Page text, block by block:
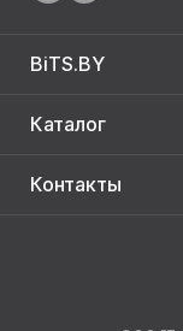
BiTS.BY
Каталог
Контакты